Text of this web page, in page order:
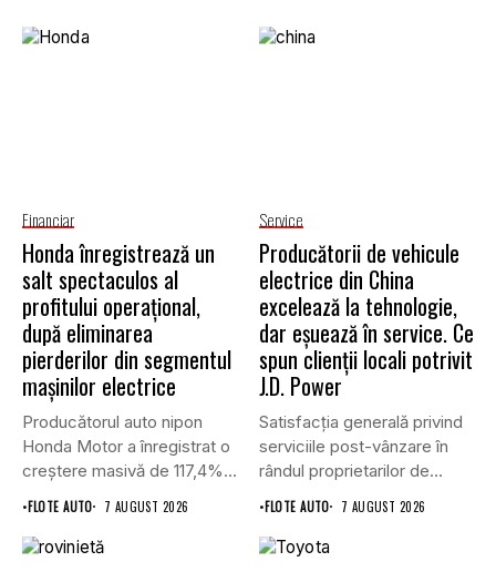
Financiar
Honda înregistrează un
salt spectaculos al
profitului operațional,
după eliminarea
pierderilor din segmentul
mașinilor electrice
Producătorul auto nipon
Honda Motor a înregistrat o
creștere masivă de 117,4%...
•FLOTE AUTO 7 AUGUST 2026
Service
Producătorii de vehicule
electrice din China
excelează la tehnologie,
dar eșuează în service. Ce
spun clienții locali potrivit
J.D. Power
Satisfacția generală privind
serviciile post-vânzare în
rândul proprietarilor de
•FLOTE AUTO 7 AUGUST 2026